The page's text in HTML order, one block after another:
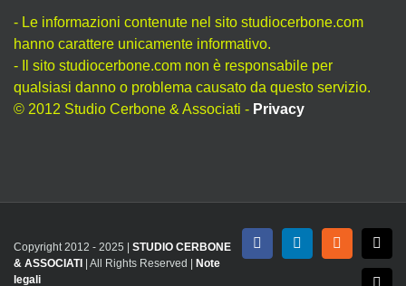
- Le informazioni contenute nel sito studiocerbone.com
hanno carattere unicamente informativo.
- Il sito studiocerbone.com non è responsabile per
qualsiasi danno o problema causato da questo servizio.
© 2012 Studio Cerbone & Associati - Privacy
Copyright 2012 - 2025 | STUDIO CERBONE
& ASSOCIATI
| All Rights Reserved |
Note
legali
FacebookLinkedInRss X